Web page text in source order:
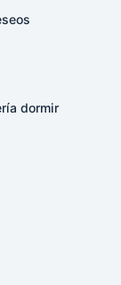
dormir